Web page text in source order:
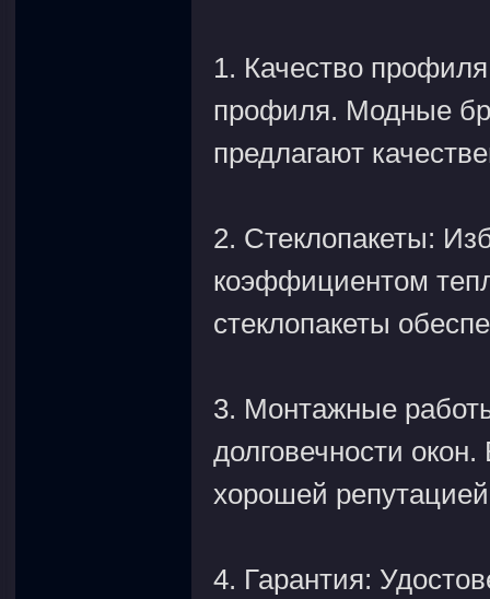
1. Качество
профиля. Модные
предлагают
2. Стеклопакеты:
коэффициентом
стеклопакеты
3. Монтажные
долговечности
хорошей
4. Гарантия: